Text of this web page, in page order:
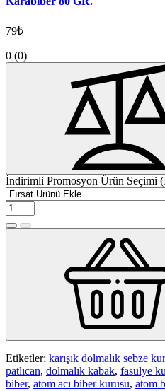
79₺
0 (0)
İndirimli Promosyon Ürün Seçimi
Etiketler: karışık dolmalık sebze
patlıcan, dolmalık kabak, fasulye
biber, atom acı biber kurusu, atom